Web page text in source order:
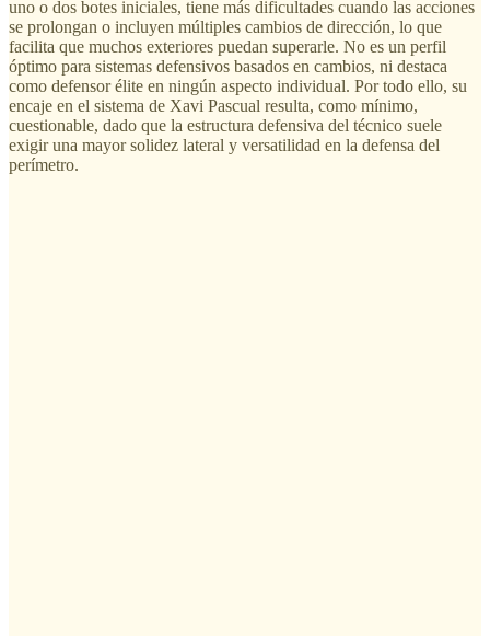
uno o dos botes iniciales, tiene más dificultades cuando las acciones
se prolongan o incluyen múltiples cambios de dirección, lo que
facilita que muchos exteriores puedan superarle. No es un perfil
óptimo para sistemas defensivos basados en cambios, ni destaca
como defensor élite en ningún aspecto individual. Por todo ello, su
encaje en el sistema de Xavi Pascual resulta, como mínimo,
cuestionable, dado que la estructura defensiva del técnico suele
exigir una mayor solidez lateral y versatilidad en la defensa del
perímetro.